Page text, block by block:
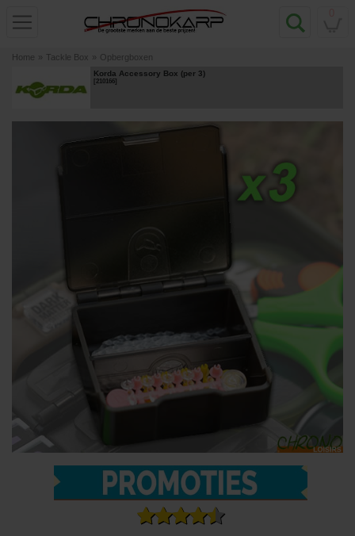
Home » Tackle Box » Opbergboxen
Korda Accessory Box (per 3)
[210166]